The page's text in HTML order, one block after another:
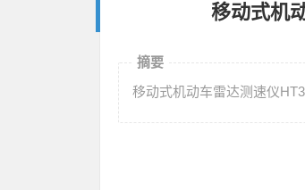
移动式机
摘要
移动式机动车雷达测速仪